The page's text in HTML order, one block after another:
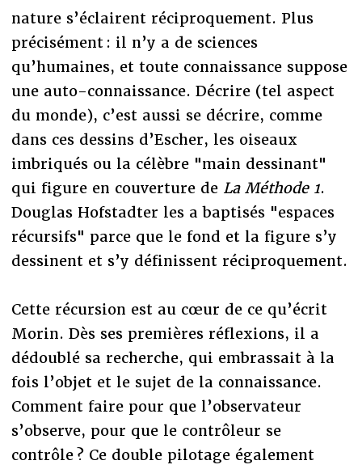
nature s’éclairent réciproquement. Plus
précisément : il n’y a de sciences
qu’humaines, et toute connaissance suppose
une auto-connaissance. Décrire (tel aspect
du monde), c’est aussi se décrire, comme
dans ces dessins d’Escher, les oiseaux
imbriqués ou la célèbre "main dessinant"
qui figure en couverture de La Méthode 1.
Douglas Hofstadter les a baptisés "espaces
récursifs" parce que le fond et la figure s’y
dessinent et s’y définissent réciproquement.
Cette récursion est au cœur de ce qu’écrit
Morin. Dès ses premières réflexions, il a
dédoublé sa recherche, qui embrassait à la
fois l’objet et le sujet de la connaissance.
Comment faire pour que l’observateur
s’observe, pour que le contrôleur se
contrôle ? Ce double pilotage également